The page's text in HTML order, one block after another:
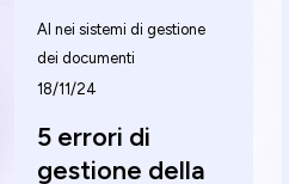
AI nei sistemi di gestione
dei documenti
18/11/24
5 errori di
gestione della